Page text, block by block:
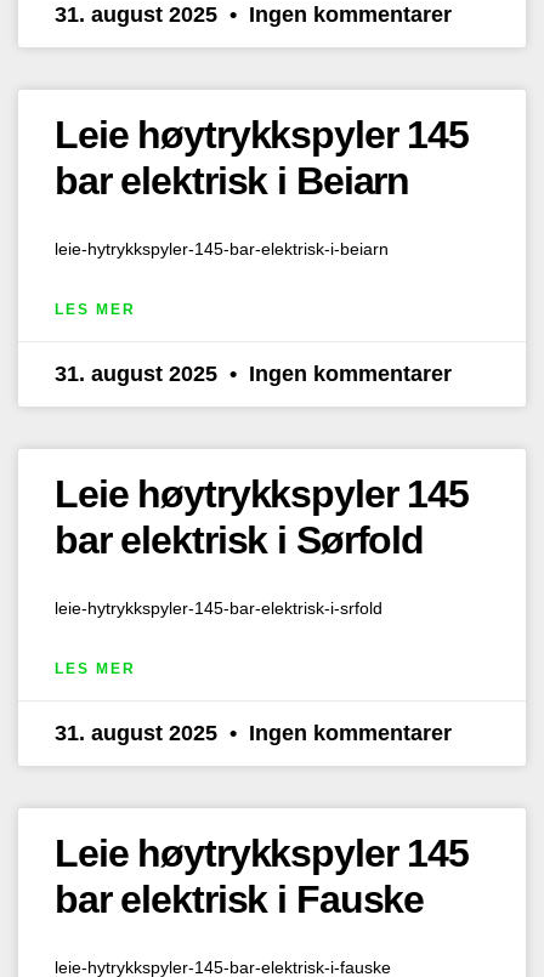
31. august 2025 Ingen kommentarer
Leie høytrykkspyler 145
bar elektrisk i Beiarn
leie-hytrykkspyler-145-bar-elektrisk-i-beiarn
LES MER
31. august 2025 Ingen kommentarer
Leie høytrykkspyler 145
bar elektrisk i Sørfold
leie-hytrykkspyler-145-bar-elektrisk-i-srfold
LES MER
31. august 2025 Ingen kommentarer
Leie høytrykkspyler 145
bar elektrisk i Fauske
leie-hytrykkspyler-145-bar-elektrisk-i-fauske